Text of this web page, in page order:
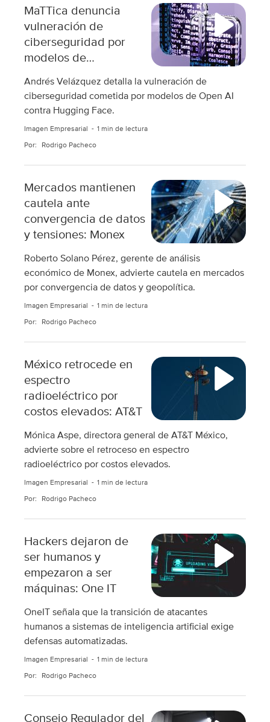
MaTTica denuncia
vulneración de
ciberseguridad por
modelos de
Andrés Velázquez detalla la vulneración de
ciberseguridad cometida por modelos de Open AI
contra Hugging Face.
Imagen Empresarial 1 min de lectura
Por: Rodrigo Pacheco
Mercados mantienen
cautela ante
convergencia de datos
y tensiones: Monex
Roberto Solano Pérez, gerente de análisis
económico de Monex, advierte cautela en mercados
por convergencia de datos y geopolítica.
Imagen Empresarial 1 min de lectura
Por: Rodrigo Pacheco
México retrocede en
espectro
radioeléctrico por
costos elevados: AT&T
Mónica Aspe, directora general de AT&T México,
advierte sobre el retroceso en espectro
radioeléctrico por costos elevados.
Imagen Empresarial 1 min de lectura
Por: Rodrigo Pacheco
Hackers dejaron de
ser humanos y
empezaron a ser
máquinas: One IT
OneIT señala que la transición de atacantes
humanos a sistemas de inteligencia artificial exige
defensas automatizadas.
Imagen Empresarial 1 min de lectura
Por: Rodrigo Pacheco
Consejo Regulador del